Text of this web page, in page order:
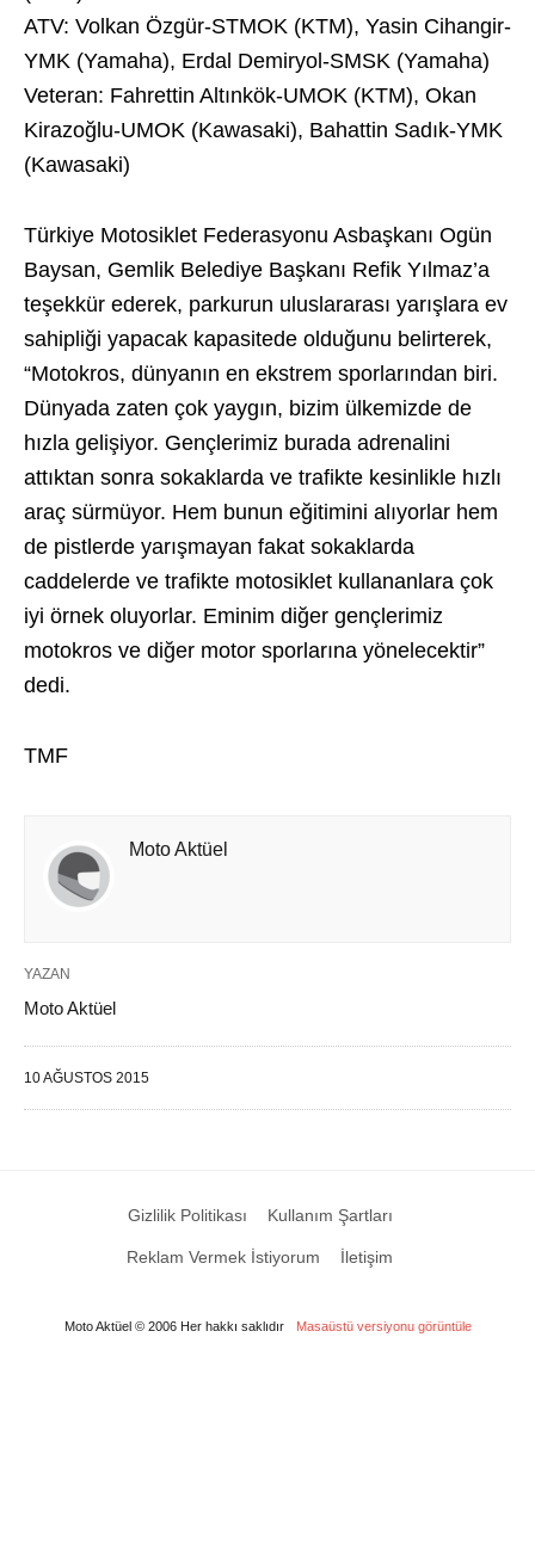
ATV: Volkan Özgür-STMOK (KTM), Yasin Cihangir-
YMK (Yamaha), Erdal Demiryol-SMSK (Yamaha)
Veteran: Fahrettin Altınkök-UMOK (KTM), Okan
Kirazoğlu-UMOK (Kawasaki), Bahattin Sadık-YMK
(Kawasaki)
Türkiye Motosiklet Federasyonu Asbaşkanı Ogün
Baysan, Gemlik Belediye Başkanı Refik Yılmaz’a
teşekkür ederek, parkurun uluslararası yarışlara ev
sahipliği yapacak kapasitede olduğunu belirterek,
“Motokros, dünyanın en ekstrem sporlarından biri.
Dünyada zaten çok yaygın, bizim ülkemizde de
hızla gelişiyor. Gençlerimiz burada adrenalini
attıktan sonra sokaklarda ve trafikte kesinlikle hızlı
araç sürmüyor. Hem bunun eğitimini alıyorlar hem
de pistlerde yarışmayan fakat sokaklarda
caddelerde ve trafikte motosiklet kullananlara çok
iyi örnek oluyorlar. Eminim diğer gençlerimiz
motokros ve diğer motor sporlarına yönelecektir”
dedi.
TMF
Moto Aktüel
YAZAN
Moto Aktüel
10 AĞUSTOS 2015
Gizlilik Politikası Kullanım Şartları
Reklam Vermek İstiyorum İletişim
Moto Aktüel © 2006 Her hakkı saklıdır Masaüstü versiyonu görüntüle